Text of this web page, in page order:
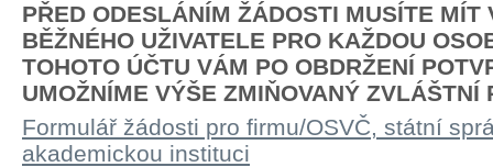
PŘED ODESLÁNÍM ŽÁDOSTI MUSÍTE MÍT
BĚŽNÉHO UŽIVATELE PRO KAŽDOU
TOHOTO ÚČTU VÁM PO OBDRŽENÍ
UMOŽNÍME VÝŠE ZMIŇOVANÝ ZVLÁŠTNÍ
Formulář žádosti pro firmu/OSVČ, státní
akademickou instituci